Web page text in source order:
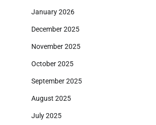
January 2026
December 2025
November 2025
October 2025
September 2025
August 2025
July 2025